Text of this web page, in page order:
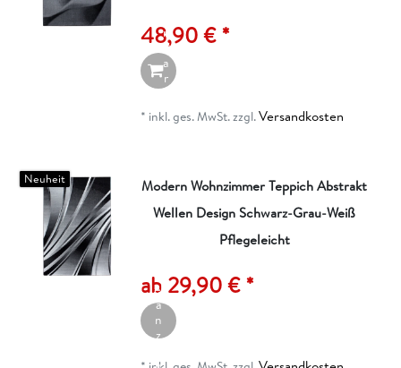
48,90 € *
n
W
a
r
e
n
k
* inkl. ges. MwSt.zzgl.Versandkosten
Neuheit
Modern Wohnzimmer Teppich Abstrakt
Wellen Design Schwarz-Grau-Weiß
Pflegeleicht
ab 29,90 € *
ik
el
a
n
z